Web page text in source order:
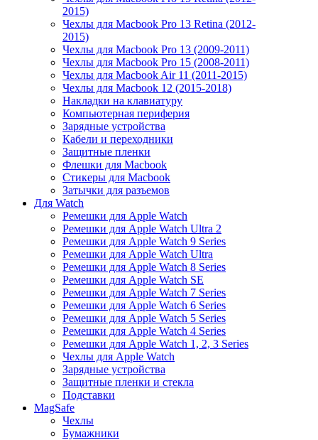
2015)
Чехлы для Macbook Pro 13 Retina (2012-
2015)
Чехлы для Macbook Pro 13 (2009-2011)
Чехлы для Macbook Pro 15 (2008-2011)
Чехлы для Macbook Air 11 (2011-2015)
Чехлы для Macbook 12 (2015-2018)
Накладки на клавиатуру
Компьютерная периферия
Зарядные устройства
Кабели и переходники
Защитные пленки
Флешки для Macbook
Стикеры для Macbook
Затычки для разъемов
Для Watch
Ремешки для Apple Watch
Ремешки для Apple Watch Ultra 2
Ремешки для Apple Watch 9 Series
Ремешки для Apple Watch Ultra
Ремешки для Apple Watch 8 Series
Ремешки для Apple Watch SE
Ремешки для Apple Watch 7 Series
Ремешки для Apple Watch 6 Series
Ремешки для Apple Watch 5 Series
Ремешки для Apple Watch 4 Series
Ремешки для Apple Watch 1, 2, 3 Series
Чехлы для Apple Watch
Зарядные устройства
Защитные пленки и стекла
Подставки
MagSafe
Чехлы
Бумажники